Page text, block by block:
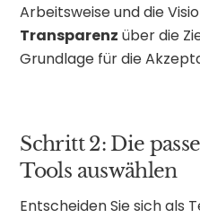
Arbeitsweise und die
Transparenz über die
Grundlage für die
Schritt 2: Die
Tools auswählen
Entscheiden Sie sich als